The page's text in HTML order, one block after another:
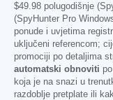
$49.98 polugodišnje
(SpyHunter Pro
ponude i uvjetima
uključeni referencom;
promociji po detaljima
automatski obnoviti
koja je na snazi u
razdoblje pretplate ili